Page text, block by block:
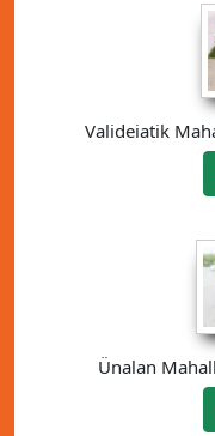
Valideiatik
Ünalan